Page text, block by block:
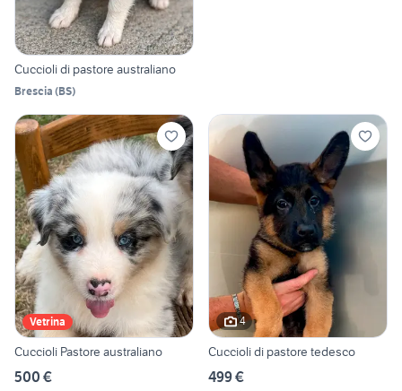
Cuccioli di pastore australiano
Brescia (BS)
Vetrina
Cuccioli Pastore australiano
500 €
4
Cuccioli di pastore tedesco
499 €